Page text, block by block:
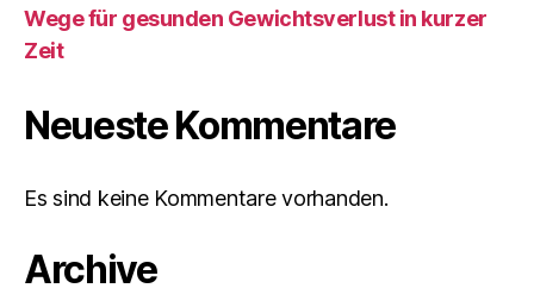
Wege für gesunden Gewichtsverlust in kurzer
Zeit
Neueste Kommentare
Es sind keine Kommentare vorhanden.
Archive